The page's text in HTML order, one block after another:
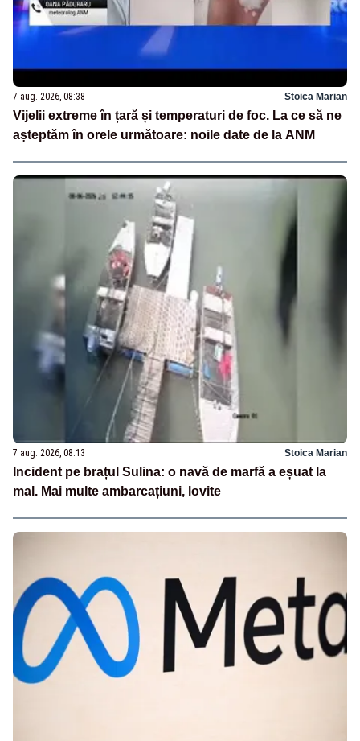
7 aug. 2026, 08:38 Stoica Marian
Vijelii extreme în țară și temperaturi de foc. La ce să ne
așteptăm în orele următoare: noile date de la ANM
7 aug. 2026, 08:13 Stoica Marian
Incident pe brațul Sulina: o navă de marfă a eșuat la
mal. Mai multe ambarcațiuni, lovite